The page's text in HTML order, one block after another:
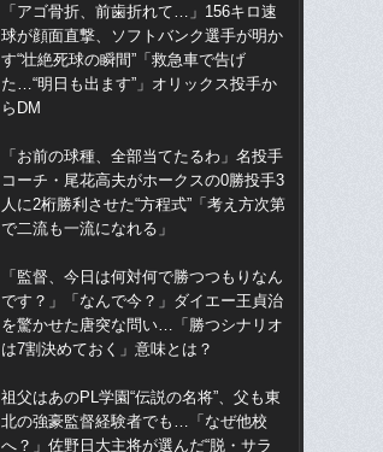
「アゴ骨折、前歯折れて…」156キロ速
球が顔面直撃、ソフトバンク選手が明か
す“壮絶死球の瞬間”「救急車で告げ
た…“明日も出ます”」オリックス投手か
らDM
「お前の球種、全部当てたるわ」名投手
コーチ・尾花高夫がホークスの0勝投手3
人に2桁勝利させた“方程式”「考え方次第
で二流も一流になれる」
「監督、今日は何対何で勝つつもりなん
です？」「なんで今？」ダイエー王貞治
を驚かせた唐突な問い…「勝つシナリオ
は7割決めておく」意味とは？
祖父はあのPL学園“伝説の名将”、父も東
北の強豪監督経験者でも…「なぜ他校
へ？」佐野日大主将が選んだ“脱・サラ